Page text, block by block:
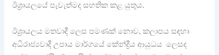
ඊශ්‍රායලයේ පැවැත්මද සහතික කළ යුතුය.
ඊශ්‍රායලය මතවාදී ලෙස පමණක් නොව, කලාපය සඳහා
අධිරාජ්‍යවාදී උපාය මාර්ගයේ කේන්ද්‍රීය ආයුධය ලෙසද